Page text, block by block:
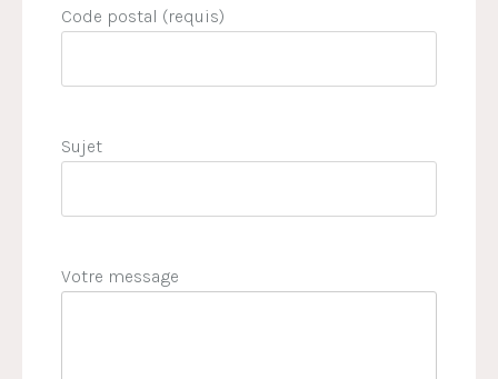
Code postal (requis)
Sujet
Votre message